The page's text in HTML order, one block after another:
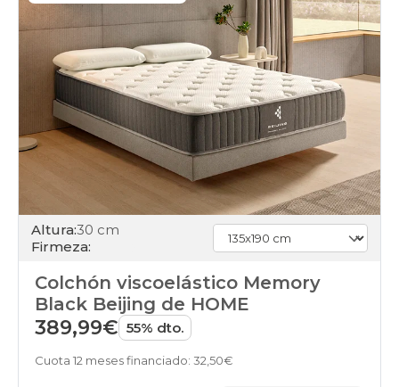
colchones
140x210cm-
especial
colchones
140x220cm-
especial
colchones
150x180cm
colchones
150x190cm
colchones
150x200cm
colchones
150x210cm-
especial
150x220cm-
especial
colchones
colchones
Altura:30 cm
Firmeza:
Colchón viscoelástico Memory
Black Beijing de HOME
389,99€ 55% dto.
Cuota 12 meses financiado: 32,50€